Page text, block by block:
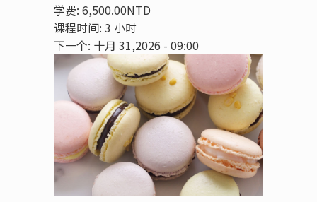
学费: 6,500.00NTD
课程时间: 3 小时
下一个: 十月 31,2026 - 09:00